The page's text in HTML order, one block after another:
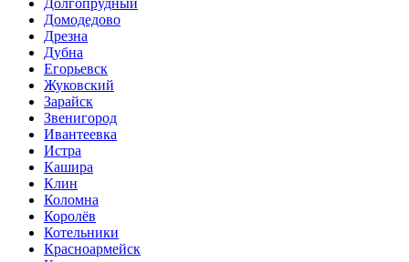
Долгопрудный
Домодедово
Дрезна
Дубна
Егорьевск
Жуковский
Зарайск
Звенигород
Ивантеевка
Истра
Кашира
Клин
Коломна
Королёв
Котельники
Красноармейск